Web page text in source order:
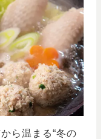
ら温まる“冬の